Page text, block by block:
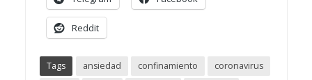
Reddit
Tags ansiedad confinamiento
coronavirus